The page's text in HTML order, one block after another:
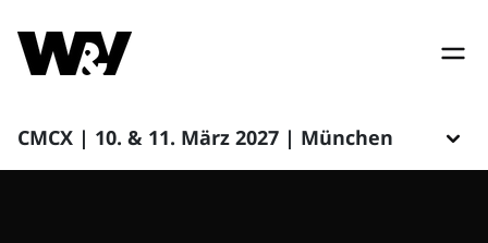
CMCX | 10. & 11. März 2027 | München